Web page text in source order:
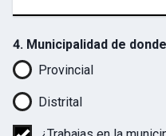
4. Municipalidad de
Provincial
Distrital